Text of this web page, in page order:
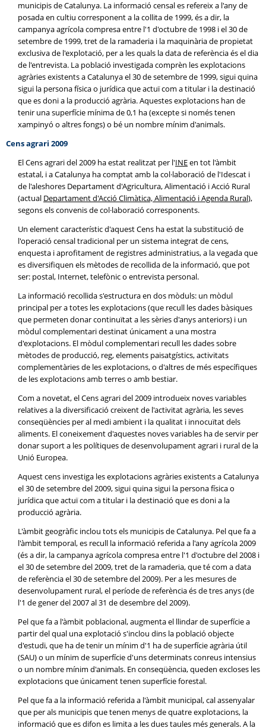
municipis de Catalunya. La informació censal es refereix a l'any de
posada en cultiu corresponent a la collita de 1999, és a dir, la
campanya agrícola compresa entre l'1 d'octubre de 1998 i el 30 de
setembre de 1999, tret de la ramaderia i la maquinària de propietat
exclusiva de l'explotació, per a les quals la data de referència és el dia
de l'entrevista. La població investigada comprèn les explotacions
agràries existents a Catalunya el 30 de setembre de 1999, sigui quina
sigui la persona física o jurídica que actuï com a titular i la destinació
que es doni a la producció agrària. Aquestes explotacions han de
tenir una superfície mínima de 0,1 ha (excepte si només tenen
xampinyó o altres fongs) o bé un nombre mínim d'animals.
Cens agrari 2009
El Cens agrari del 2009 ha estat realitzat per l'INEen tot l'àmbit
estatal, i a Catalunya ha comptat amb la col·laboració de l'Idescat i
de l'aleshores Departament d'Agricultura, Alimentació i Acció Rural
(actual Departament d'Acció Climàtica, Alimentació i Agenda Rural),
segons els convenis de col·laboració corresponents.
Un element característic d'aquest Cens ha estat la substitució de
l'operació censal tradicional per un sistema integrat de cens,
enquesta i aprofitament de registres administratius, a la vegada que
es diversifiquen els mètodes de recollida de la informació, que pot
ser: postal, Internet, telefònic o entrevista personal.
La informació recollida s'estructura en dos mòduls: un mòdul
principal per a totes les explotacions (que recull les dades bàsiques
que permeten donar continuïtat a les sèries d'anys anteriors) i un
mòdul complementari destinat únicament a una mostra
d'explotacions. El mòdul complementari recull les dades sobre
mètodes de producció, reg, elements paisatgístics, activitats
complementàries de les explotacions, o d'altres de més específiques
de les explotacions amb terres o amb bestiar.
Com a novetat, el Cens agrari del 2009 introdueix noves variables
relatives a la diversificació creixent de l'activitat agrària, les seves
conseqüències per al medi ambient i la qualitat i innocuïtat dels
aliments. El coneixement d'aquestes noves variables ha de servir per
donar suport a les polítiques de desenvolupament agrari i rural de la
Unió Europea.
Aquest cens investiga les explotacions agràries existents a Catalunya
el 30 de setembre del 2009, sigui quina sigui la persona física o
jurídica que actuï com a titular i la destinació que es doni a la
producció agrària.
L'àmbit geogràfic inclou tots els municipis de Catalunya. Pel que fa a
l'àmbit temporal, es recull la informació referida a l'any agrícola 2009
(és a dir, la campanya agrícola compresa entre l'1 d'octubre del 2008 i
el 30 de setembre del 2009, tret de la ramaderia, que té com a data
de referència el 30 de setembre del 2009). Per a les mesures de
desenvolupament rural, el període de referència és de tres anys (de
l'1 de gener del 2007 al 31 de desembre del 2009).
Pel que fa a l'àmbit poblacional, augmenta el llindar de superfície a
partir del qual una explotació s'inclou dins la població objecte
d'estudi, que ha de tenir un mínim d'1 ha de superfície agrària útil
(SAU) o un mínim de superfície d'uns determinats conreus intensius
o un nombre mínim d'animals. En conseqüència, queden excloses les
explotacions que únicament tenen superfície forestal.
Pel que fa a la informació referida a l'àmbit municipal, cal assenyalar
que per als municipis que tenen menys de quatre explotacions, la
informació que es difon es limita a les dues taules més generals. A la